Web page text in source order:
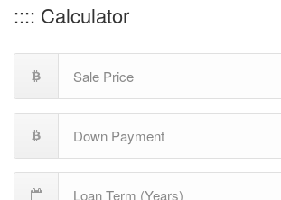
:::: Calculator